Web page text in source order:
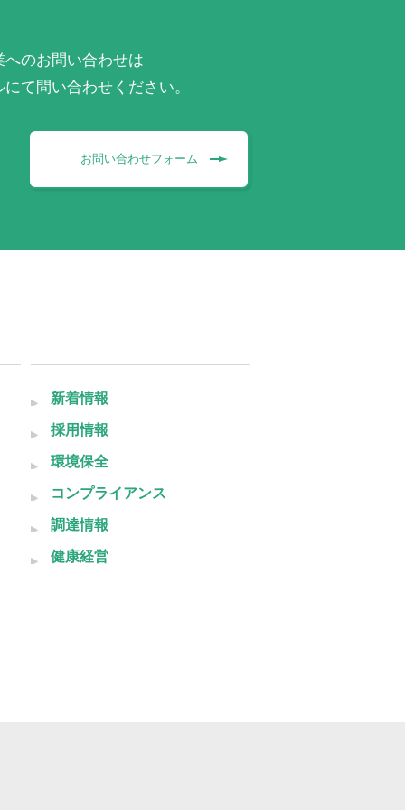
のお問い合わせは
て問い合わせください。
お問い合わせフォーム
新着情報
採用情報
環境保全
コンプライアンス
調達情報
健康経営